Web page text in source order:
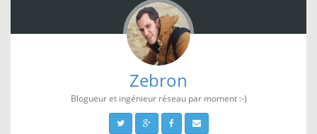
Zebron
Blogueur et ingénieur réseau par moment :-)